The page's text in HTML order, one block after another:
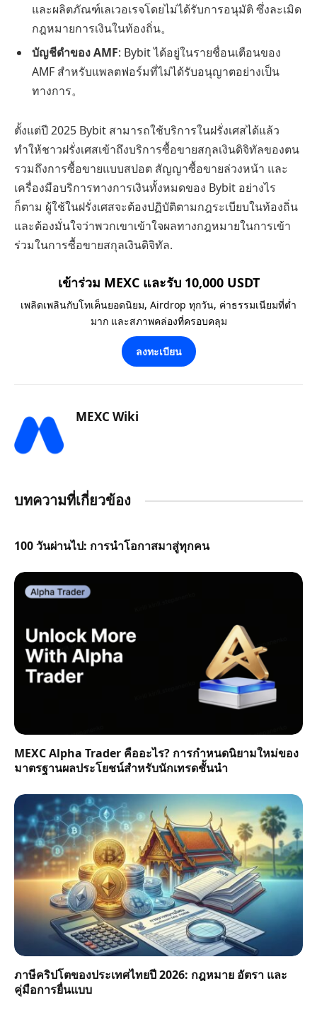
และผลิตภัณฑ์เลเวอเรจโดยไม่ได้รับการอนุมัติ ซึ่งละเมิด
กฎหมายการเงินในท้องถิ่น。
บัญชีดำของ AMF: Bybit ได้อยู่ในรายชื่อนเตือนของ
AMF สำหรับแพลตฟอร์มที่ไม่ได้รับอนุญาตอย่างเป็น
ทางการ。
ตั้งแต่ปี 2025 Bybit สามารถใช้บริการในฝรั่งเศสได้แล้ว
ทำให้ชาวฝรั่งเศสเข้าถึงบริการซื้อขายสกุลเงินดิจิทัลของตน
รวมถึงการซื้อขายแบบสปอต สัญญาซื้อขายล่วงหน้า และ
เครื่องมือบริการทางการเงินทั้งหมดของ Bybit อย่างไร
ก็ตาม ผู้ใช้ในฝรั่งเศสจะต้องปฏิบัติตามกฎระเบียบในท้องถิ่น
และต้องมั่นใจว่าพวกเขาเข้าใจผลทางกฎหมายในการเข้า
ร่วมในการซื้อขายสกุลเงินดิจิทัล.
เข้าร่วม MEXC และรับ 10,000 USDT
เพลิดเพลินกับโทเค็นยอดนิยม, Airdrop ทุกวัน, ค่าธรรมเนียมที่ต่ำ
มาก และสภาพคล่องที่ครอบคลุม
ลงทะเบียน
MEXC Wiki
บทความที่เกี่ยวข้อง
100 วันผ่านไป: การนำโอกาสมาสู่ทุกคน
MEXC Alpha Trader คืออะไร? การกำหนดนิยามใหม่ของ
มาตรฐานผลประโยชน์สำหรับนักเทรดชั้นนำ
ภาษีคริปโตของประเทศไทยปี 2026: กฎหมาย อัตรา และ
คู่มือการยื่นแบบ